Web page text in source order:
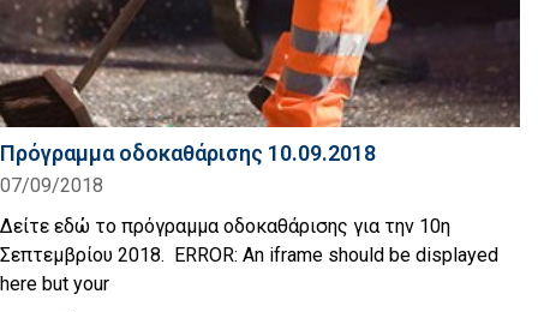
Πρόγραμμα οδοκαθάρισης 10.09.2018
07/09/2018
Δείτε εδώ το πρόγραμμα οδοκαθάρισης για την 10η
Σεπτεμβρίου 2018. ERROR: An iframe should be displayed
here but your